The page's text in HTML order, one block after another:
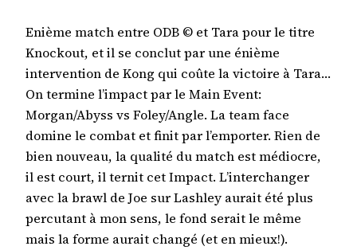
Enième match entre ODB © et Tara pour le titre
Knockout, et il se conclut par une énième
intervention de Kong qui coûte la victoire à Tara…
On termine l’impact par le Main Event:
Morgan/Abyss vs Foley/Angle. La team face
domine le combat et finit par l’emporter. Rien de
bien nouveau, la qualité du match est médiocre,
il est court, il ternit cet Impact. L’interchanger
avec la brawl de Joe sur Lashley aurait été plus
percutant à mon sens, le fond serait le même
mais la forme aurait changé (et en mieux!).